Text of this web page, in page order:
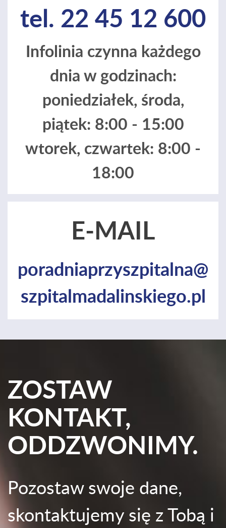
tel. 22 45 12 600
Infolinia czynna każdego
dnia w godzinach:
poniedziałek, środa,
piątek: 8:00 - 15:00
wtorek, czwartek: 8:00 -
18:00
E-MAIL
poradniaprzyszpitalna@
szpitalmadalinskiego.pl
ZOSTAW
KONTAKT,
ODDZWONIMY.
Pozostaw swoje dane,
skontaktujemy się z Tobą i